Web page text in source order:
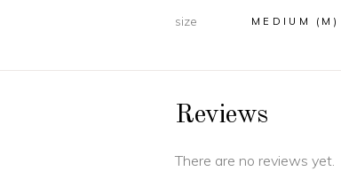
size MEDIUM (M)
Reviews
There are no reviews yet.